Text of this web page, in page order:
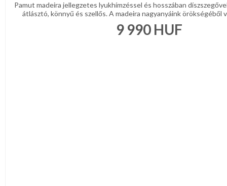
Pamut madeira jellegzetes lyukhímzéssel és hosszában
átlásztó, könnyű és szellős. A madeira nagyanyáink örökségéből
9 990 HUF